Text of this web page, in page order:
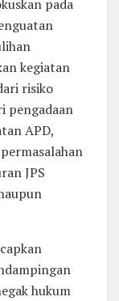
pada
kegiatan
risiko
pengadaan
APD,
JPS
hukum